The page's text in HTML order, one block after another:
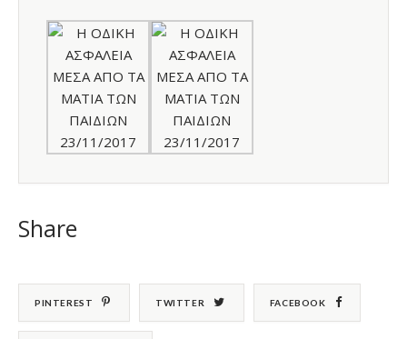
Share
PINTEREST TWITTER FACEBOOK